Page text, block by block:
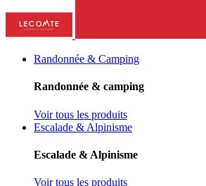
Randonnée & Camping
Randonnée & camping
Voir tous les produits
Escalade & Alpinisme
Escalade & Alpinisme
Voir tous les produits